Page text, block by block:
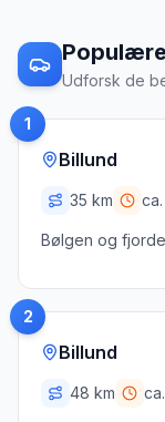
Udforsk de
1
Billund
35 km ca.
Bølgen og
2
Billund
48 km ca.